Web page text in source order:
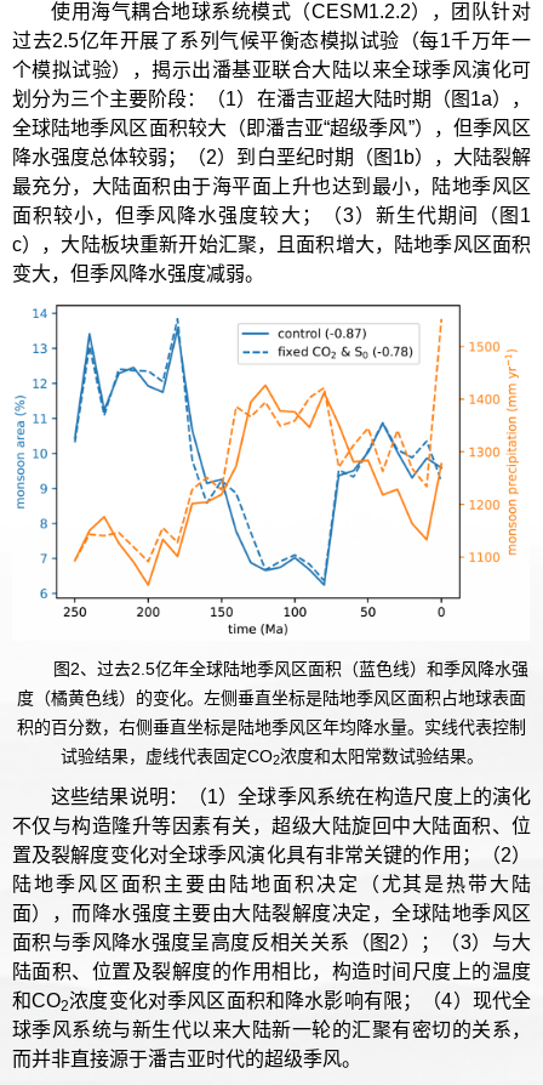
使用海气耦合地球系统模式（CESM1.2.2），团队针对
过去2.5亿年开展了系列气候平衡态模拟试验（每1千万年一
个模拟试验），揭示出潘基亚联合大陆以来全球季风演化可
划分为三个主要阶段：（1）在潘吉亚超大陆时期（图1a），
全球陆地季风区面积较大（即潘吉亚“超级季风”），但季风区
降水强度总体较弱；（2）到白垩纪时期（图1b），大陆裂解
最充分，大陆面积由于海平面上升也达到最小，陆地季风区
面积较小，但季风降水强度较大；（3）新生代期间（图1
c），大陆板块重新开始汇聚，且面积增大，陆地季风区面积
变大，但季风降水强度减弱。
图2、过去2.5亿年全球陆地季风区面积（蓝色线）和季风降水强
度（橘黄色线）的变化。左侧垂直坐标是陆地季风区面积占地球表面
积的百分数，右侧垂直坐标是陆地季风区年均降水量。实线代表控制
试验结果，虚线代表固定CO2浓度和太阳常数试验结果。
这些结果说明：（1）全球季风系统在构造尺度上的演化
不仅与构造隆升等因素有关，超级大陆旋回中大陆面积、位
置及裂解度变化对全球季风演化具有非常关键的作用；（2）
陆地季风区面积主要由陆地面积决定（尤其是热带大陆
面），而降水强度主要由大陆裂解度决定，全球陆地季风区
面积与季风降水强度呈高度反相关关系（图2）；（3）与大
陆面积、位置及裂解度的作用相比，构造时间尺度上的温度
和CO2浓度变化对季风区面积和降水影响有限；（4）现代全
球季风系统与新生代以来大陆新一轮的汇聚有密切的关系，
而并非直接源于潘吉亚时代的超级季风。